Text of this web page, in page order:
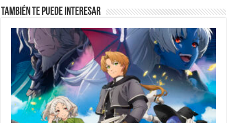
También te puede interesar